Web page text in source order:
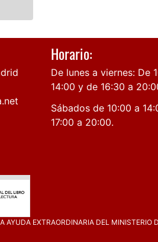
Horario:
De lunes a viernes: De
14:00 y de 16:30 a
Sábados de 10:00 a
17:00 a 20:00.
AYUDA EXTRAORDINARIA DEL MINISTERIO